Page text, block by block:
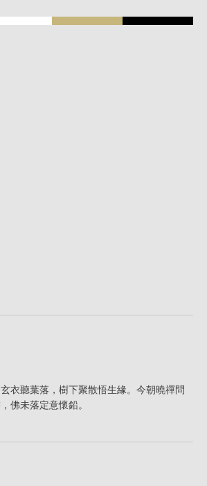
衣聽葉落，樹下聚散悟生緣。今朝曉禪問
佛未落定意懷鉛。